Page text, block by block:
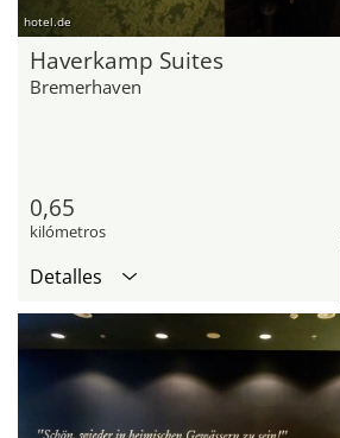
hotel.de
Haverkamp Suites
Bremerhaven
0,65
kilómetros
Detalles